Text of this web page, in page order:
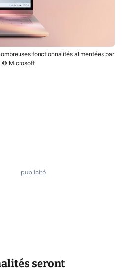
fonctionnalités alimentées par
© Microsoft
seront